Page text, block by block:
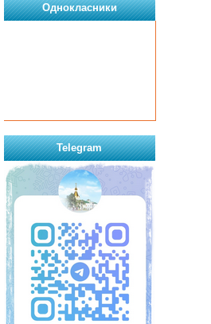
Однокласники
Telegram